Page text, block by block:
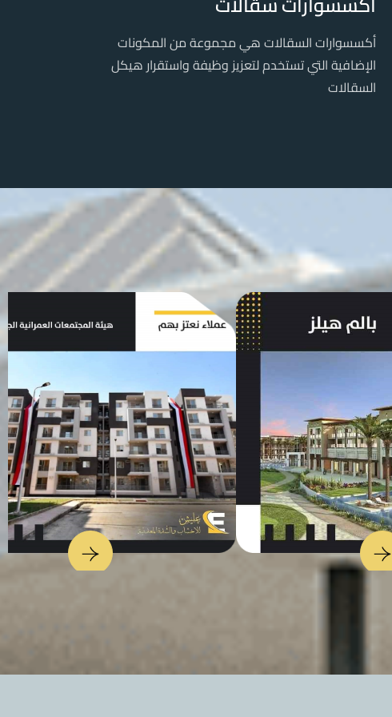
أكسسوارات السقالات هي مجموعة من المكونات
الإضافية التي تستخدم لتعزيز وظيفة واستقرار هيكل
السقالات